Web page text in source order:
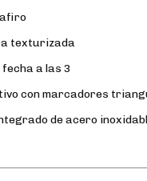
texturizada
a las 3
con marcadores
de acero